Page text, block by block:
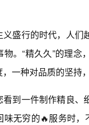
义盛行的时代，人们
物。“精久久”的理
一种对品质的坚持
看到一件制作精良
味无穷的🔥服务时